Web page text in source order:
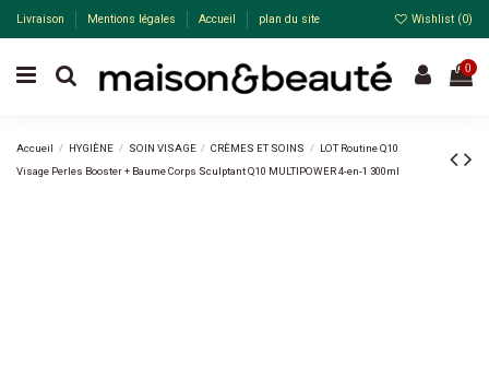
Livraison Mentions légales Accueil plan du site Wishlist (0)
0
Accueil HYGIÈNE SOIN VISAGE CRÈMES ET SOINS
LOT Routine Q10
Visage Perles Booster + Baume Corps Sculptant Q10 MULTIPOWER 4-en-1 300ml